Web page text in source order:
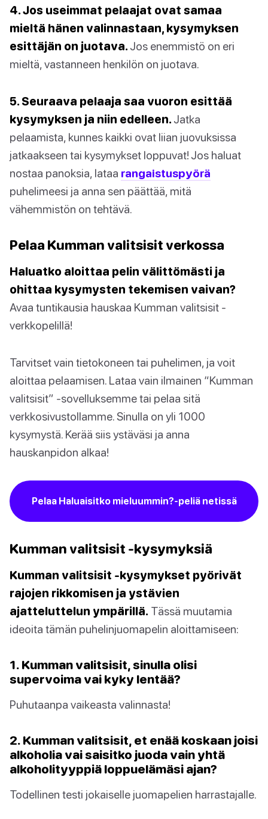
4. Jos useimmat pelaajat ovat samaa
mieltä hänen valinnastaan, kysymyksen
esittäjän on juotava. Jos enemmistö on eri
mieltä, vastanneen henkilön on juotava.
5. Seuraava pelaaja saa vuoron esittää
kysymyksen ja niin edelleen. Jatka
pelaamista, kunnes kaikki ovat liian juovuksissa
jatkaakseen tai kysymykset loppuvat! Jos haluat
nostaa panoksia, lataa rangaistuspyörä
puhelimeesi ja anna sen päättää, mitä
vähemmistön on tehtävä.
Pelaa Kumman valitsisit verkossa
Haluatko aloittaa pelin välittömästi ja
ohittaa kysymysten tekemisen vaivan?
Avaa tuntikausia hauskaa Kumman valitsisit -
verkkopelillä!
Tarvitset vain tietokoneen tai puhelimen, ja voit
aloittaa pelaamisen. Lataa vain ilmainen “Kumman
valitsisit” -sovelluksemme tai pelaa sitä
verkkosivustollamme. Sinulla on yli 1000
kysymystä. Kerää siis ystäväsi ja anna
hauskanpidon alkaa!
Pelaa Haluaisitko mieluummin?-peliä netissä
Kumman valitsisit -kysymyksiä
Kumman valitsisit -kysymykset pyörivät
rajojen rikkomisen ja ystävien
ajatteluttelun ympärillä. Tässä muutamia
ideoita tämän puhelinjuomapelin aloittamiseen:
1. Kumman valitsisit, sinulla olisi
supervoima vai kyky lentää?
Puhutaanpa vaikeasta valinnasta!
2. Kumman valitsisit, et enää koskaan joisi
alkoholia vai saisitko juoda vain yhtä
alkoholityyppiä loppuelämäsi ajan?
Todellinen testi jokaiselle juomapelien harrastajalle.